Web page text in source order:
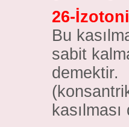
26-
Bu
sabit
demektir.